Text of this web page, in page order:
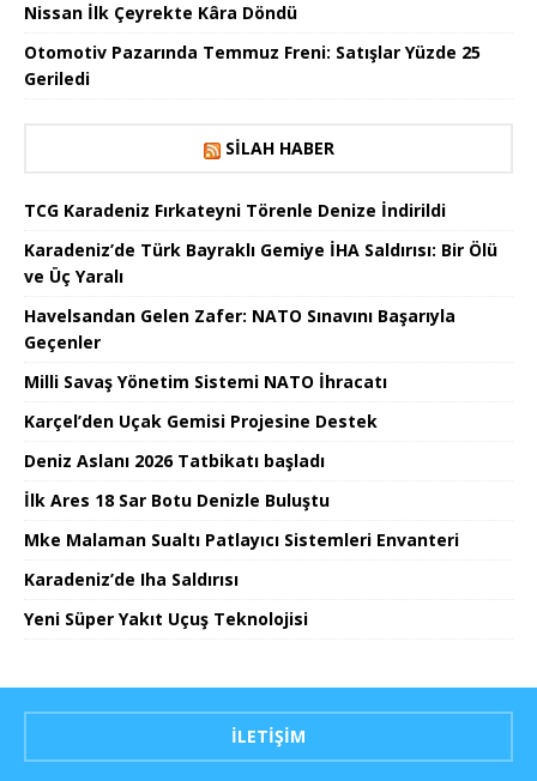
Nissan İlk Çeyrekte Kâra Döndü
Otomotiv Pazarında Temmuz Freni: Satışlar Yüzde 25
Geriledi
SILAH HABER
TCG Karadeniz Fırkateyni Törenle Denize İndirildi
Karadeniz’de Türk Bayraklı Gemiye İHA Saldırısı: Bir Ölü
ve Üç Yaralı
Havelsandan Gelen Zafer: NATO Sınavını Başarıyla
Geçenler
Milli Savaş Yönetim Sistemi NATO İhracatı
Karçel’den Uçak Gemisi Projesine Destek
Deniz Aslanı 2026 Tatbikatı başladı
İlk Ares 18 Sar Botu Denizle Buluştu
Mke Malaman Sualtı Patlayıcı Sistemleri Envanteri
Karadeniz’de Iha Saldırısı
Yeni Süper Yakıt Uçuş Teknolojisi
İLETIŞIM